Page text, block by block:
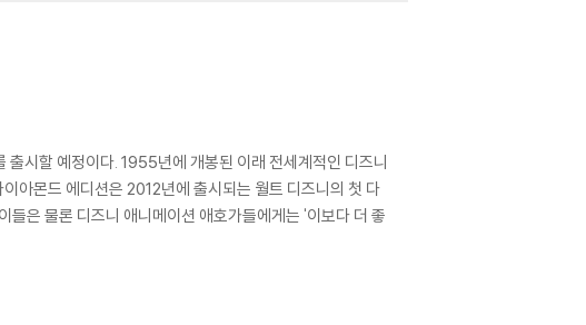
시할 예정이다. 1955년에 개봉된 이래 전세계적인 디즈니
아몬드 에디션은 2012년에 출시되는 월트 디즈니의 첫 다
은 물론 디즈니 애니메이션 애호가들에게는 '이보다 더 좋